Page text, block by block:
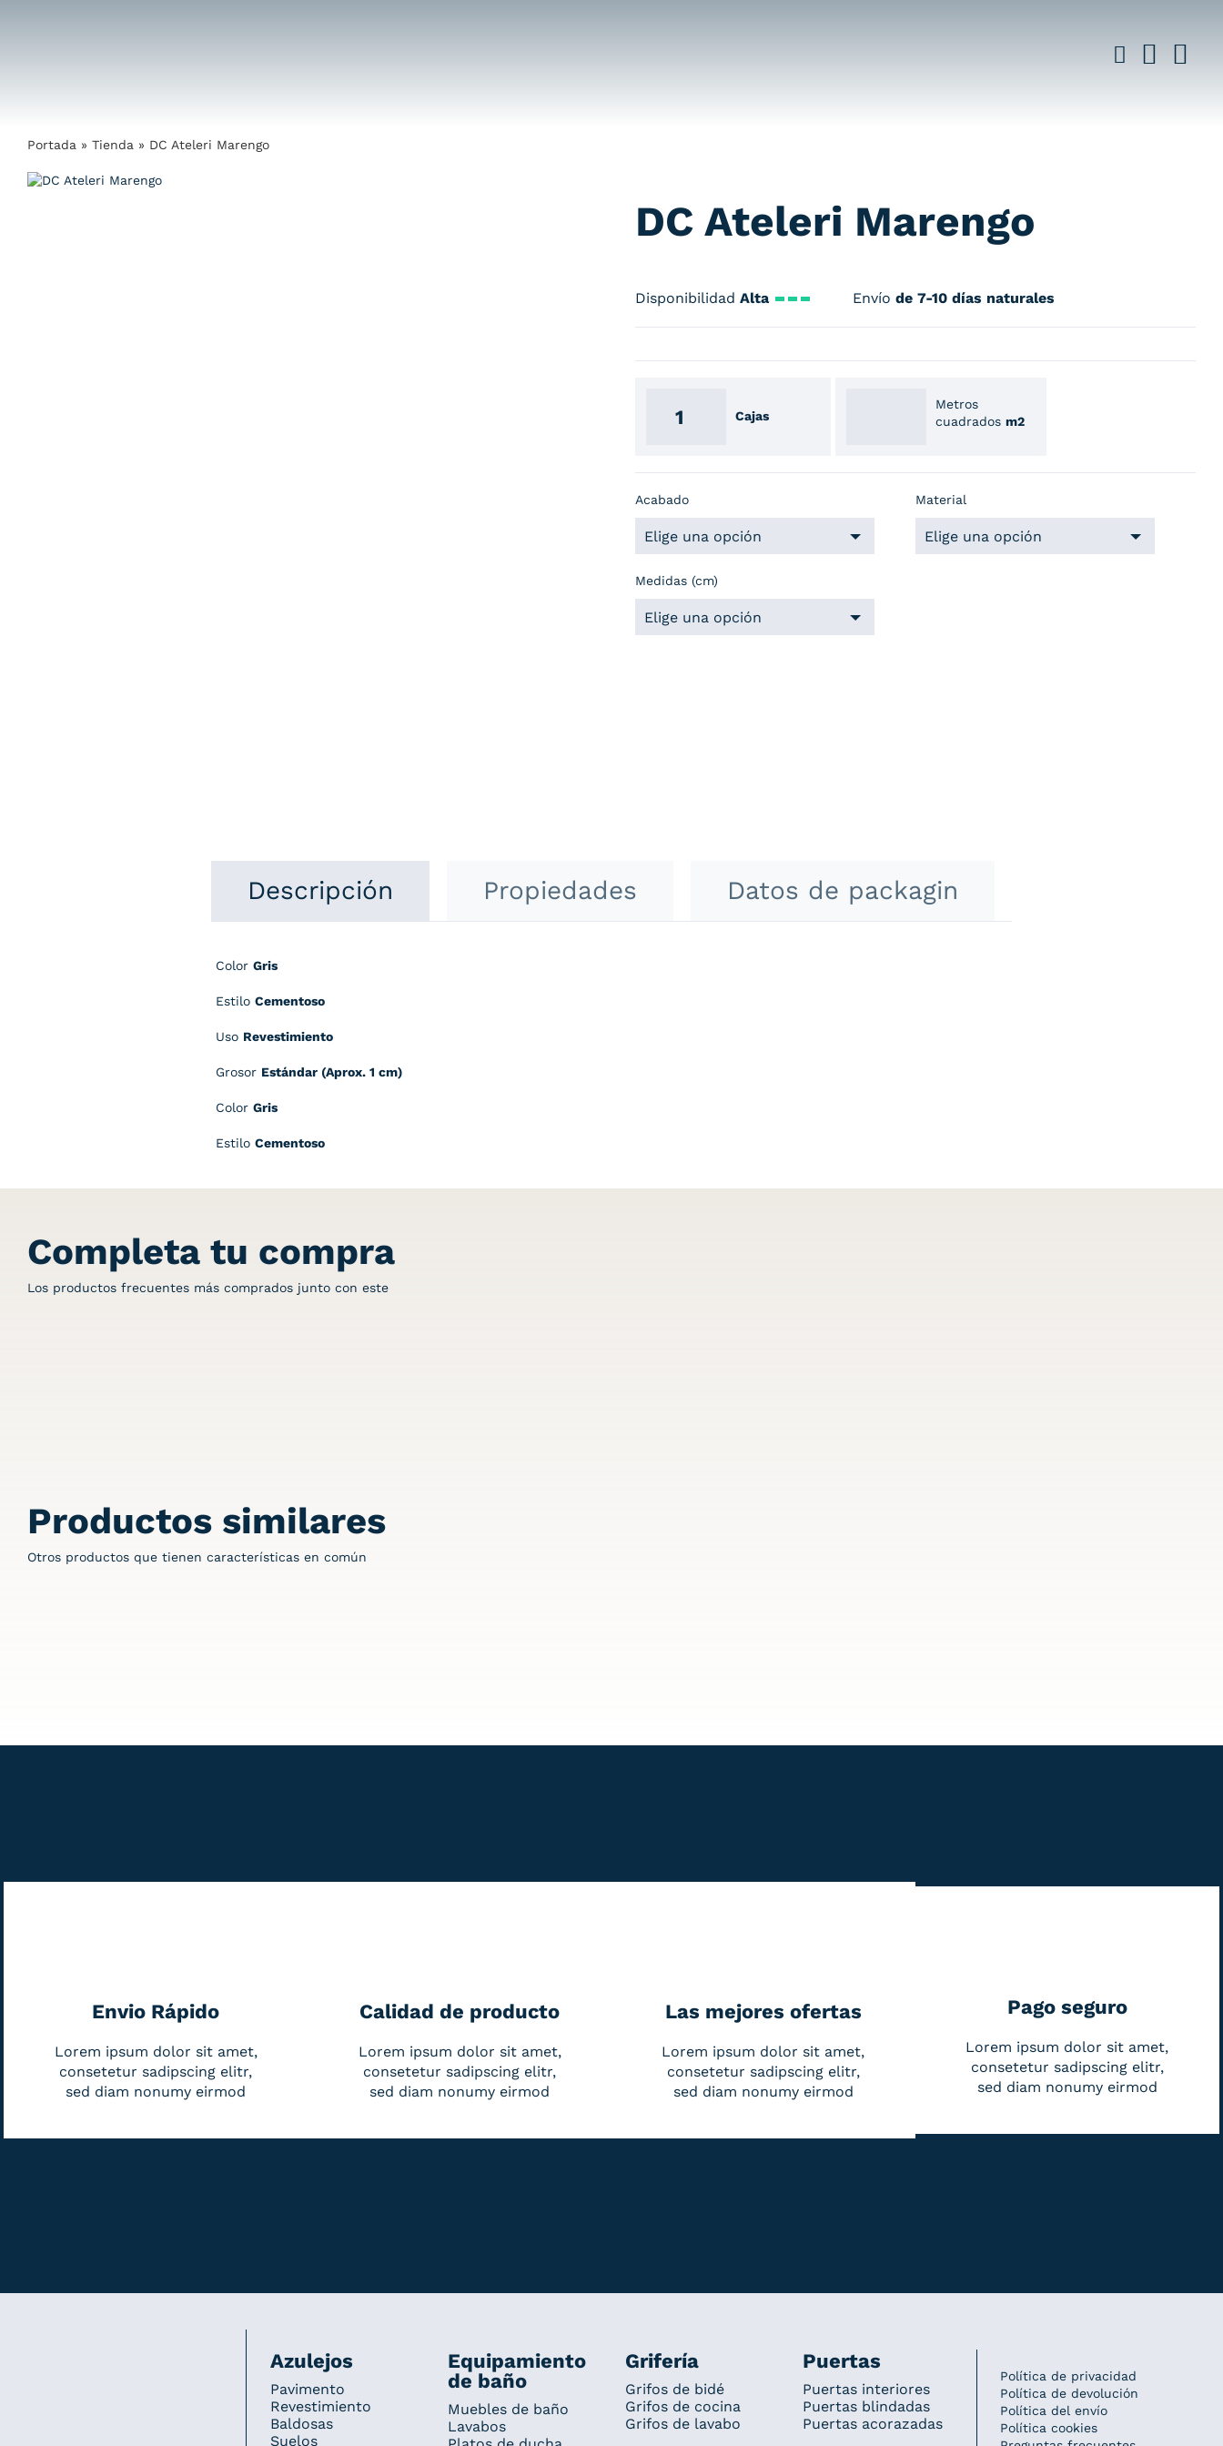
Portada » Tienda » DC Ateleri Marengo
DC Ateleri Marengo
Disponibilidad Alta Envío de 7-10 días naturales
Cajas
Metros
cuadrados m2
Acabado Material
Medidas (cm)
Descripción Propiedades Datos de packagin
Color Gris
Estilo Cementoso
Uso Revestimiento
Grosor Estándar (Aprox. 1 cm)
Color Gris
Estilo Cementoso
Completa tu compra
Los productos frecuentes más comprados junto con este
Productos similares
Otros productos que tienen características en común
Envio Rápido
Lorem ipsum dolor sit amet,
consetetur sadipscing elitr,
sed diam nonumy eirmod
Calidad de producto
Lorem ipsum dolor sit amet,
consetetur sadipscing elitr,
sed diam nonumy eirmod
Las mejores ofertas
Lorem ipsum dolor sit amet,
consetetur sadipscing elitr,
sed diam nonumy eirmod
Pago seguro
Lorem ipsum dolor sit amet,
consetetur sadipscing elitr,
sed diam nonumy eirmod
Azulejos
Pavimento
Revestimiento
Baldosas
Suelos
Equipamiento
de baño
Muebles de baño
Lavabos
Grifería
Grifos de bidé
Grifos de cocina
Grifos de lavabo
Puertas
Puertas interiores
Puertas blindadas
Puertas acorazadas
Política de privacidad
Política de devolución
Política del envío
Política cookies